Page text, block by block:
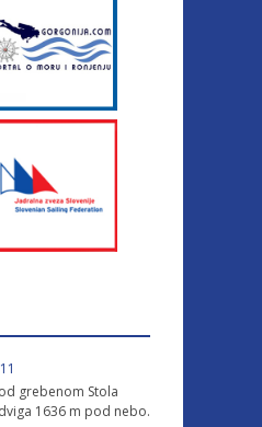
grebenom Stola
1636 m pod nebo.